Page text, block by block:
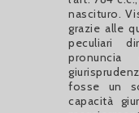
nascituro.
grazie alle
peculiari
fosse un
capacità